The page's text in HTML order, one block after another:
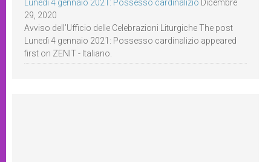
Lunedì 4 gennaio 2021: Possesso cardinalizio Dicembre
29, 2020
Avviso dell’Ufficio delle Celebrazioni Liturgiche The post
Lunedì 4 gennaio 2021: Possesso cardinalizio appeared
first on ZENIT - Italiano.